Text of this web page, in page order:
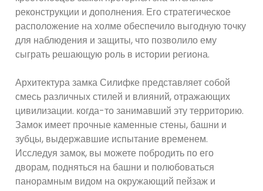
реконструкции и дополнения. Его стратегическое
расположение на холме обеспечило выгодную точку
для наблюдения и защиты, что позволило ему
сыграть решающую роль в истории региона.
Архитектура замка Силифке представляет собой
смесь различных стилей и влияний, отражающих
цивилизации. когда-то занимавший эту территорию.
Замок имеет прочные каменные стены, башни и
зубцы, выдержавшие испытание временем.
Исследуя замок, вы можете побродить по его
дворам, подняться на башни и полюбоваться
панорамным видом на окружающий пейзаж и